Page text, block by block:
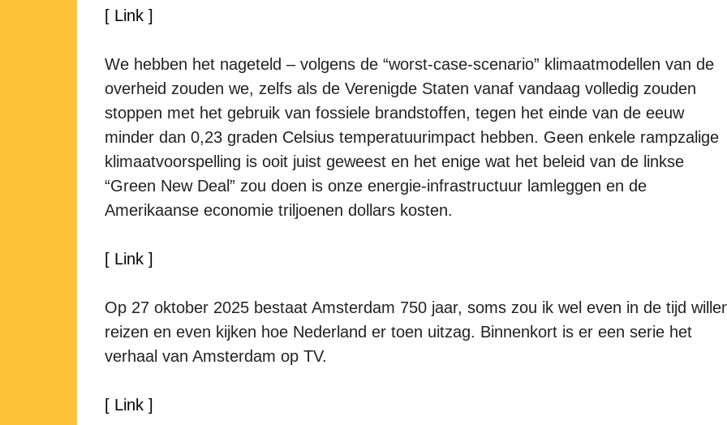
[ Link ]
We hebben het nageteld – volgens de “worst-case-scenario” klimaatmodellen van de
overheid zouden we, zelfs als de Verenigde Staten vanaf vandaag volledig zouden
stoppen met het gebruik van fossiele brandstoffen, tegen het einde van de eeuw
minder dan 0,23 graden Celsius temperatuurimpact hebben. Geen enkele rampzalige
klimaatvoorspelling is ooit juist geweest en het enige wat het beleid van de linkse
“Green New Deal” zou doen is onze energie-infrastructuur lamleggen en de
Amerikaanse economie triljoenen dollars kosten.
[ Link ]
Op 27 oktober 2025 bestaat Amsterdam 750 jaar, soms zou ik wel even in de tijd
reizen en even kijken hoe Nederland er toen uitzag. Binnenkort is er een serie het
verhaal van Amsterdam op TV.
[ Link ]